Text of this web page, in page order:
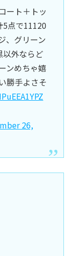
ート＋トッ
5点で11120
、グリーン
以外ならど
ンめちゃ嬉
勝手よさそ
26,